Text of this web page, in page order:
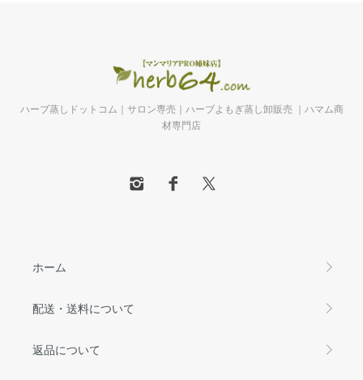
ハーブ蒸しドットコム｜サロン専売｜ハーブよもぎ蒸し卸販売 ｜ハマム商
材専門店
ホーム
配送・送料について
返品について